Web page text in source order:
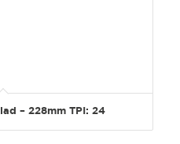
– 228mm TPI: 24